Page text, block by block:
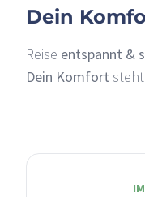
Dein
Reise entspannt &
Dein Komfort